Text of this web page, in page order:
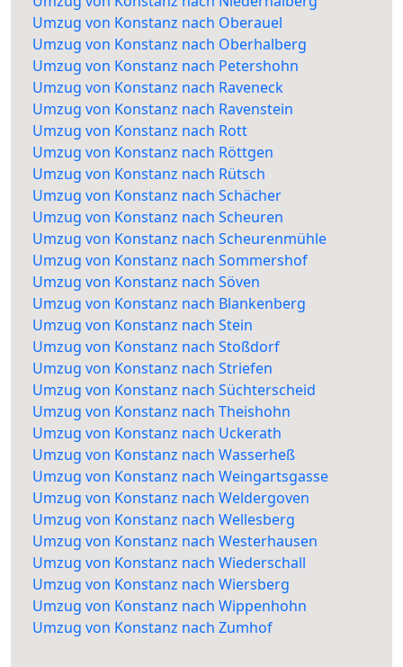
Umzug von Konstanz nach Oberauel
Umzug von Konstanz nach Oberhalberg
Umzug von Konstanz nach Petershohn
Umzug von Konstanz nach Raveneck
Umzug von Konstanz nach Ravenstein
Umzug von Konstanz nach Rott
Umzug von Konstanz nach Röttgen
Umzug von Konstanz nach Rütsch
Umzug von Konstanz nach Schächer
Umzug von Konstanz nach Scheuren
Umzug von Konstanz nach Scheurenmühle
Umzug von Konstanz nach Sommershof
Umzug von Konstanz nach Söven
Umzug von Konstanz nach Blankenberg
Umzug von Konstanz nach Stein
Umzug von Konstanz nach Stoßdorf
Umzug von Konstanz nach Striefen
Umzug von Konstanz nach Süchterscheid
Umzug von Konstanz nach Theishohn
Umzug von Konstanz nach Uckerath
Umzug von Konstanz nach Wasserheß
Umzug von Konstanz nach Weingartsgasse
Umzug von Konstanz nach Weldergoven
Umzug von Konstanz nach Wellesberg
Umzug von Konstanz nach Westerhausen
Umzug von Konstanz nach Wiederschall
Umzug von Konstanz nach Wiersberg
Umzug von Konstanz nach Wippenhohn
Umzug von Konstanz nach Zumhof